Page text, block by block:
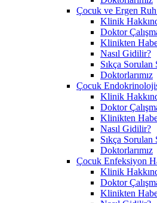
Çocuk ve Ergen Ruh
Klinik
Doktor
Klinikten
Nasıl Gidilir?
Sıkça Sorulan
Doktorlarımız
Çocuk
Klinik
Doktor
Klinikten
Nasıl Gidilir?
Sıkça Sorulan
Doktorlarımız
Çocuk Enfeksiyon
Klinik
Doktor
Klinikten